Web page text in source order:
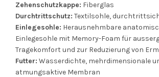
Zehenschutzkappe: Fiberglas
Durchtrittschutz: Textilsohle,
Einlegesohle: Herausnehmbare
Einlegesohle mit Memory-Foam für
Tragekomfort und zur Reduzierung von
Futter: Wasserdichte, mehrdimensionale
atmungsaktive Membran